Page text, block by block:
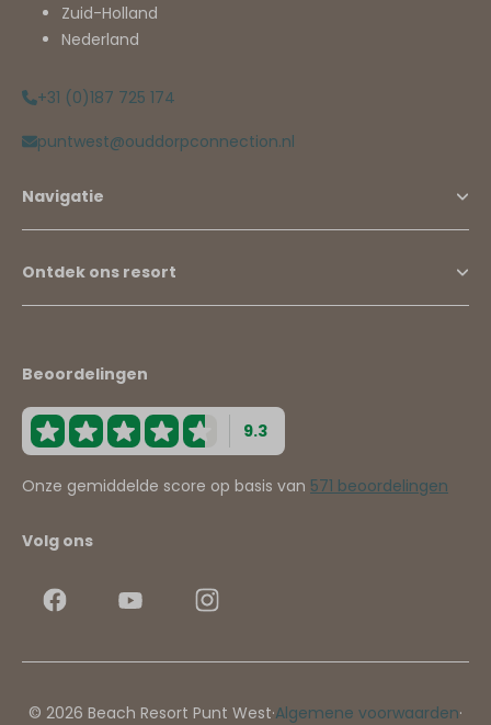
Zuid-Holland
Nederland
+31 (0)187 725 174
puntwest@ouddorpconnection.nl
Navigatie
Ontdek ons resort
Beoordelingen
9.3
Onze gemiddelde score op basis van 571 beoordelingen
Volg ons
© 2026 Beach Resort Punt West·Algemene voorwaarden·